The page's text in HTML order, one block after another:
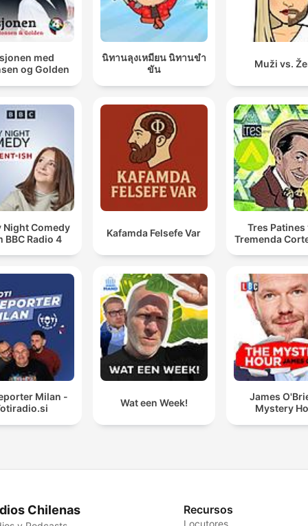
med
og Golden
นิทานลุงเหมียน นิทานขำ
ขัน
Muži vs.
Night Comedy
BBC Radio 4
Kafamda Felsefe Var
Tres Patines
Tremenda
Milan -
Wat een Week!
James
Mystery
Chilenas Recursos
Locutores